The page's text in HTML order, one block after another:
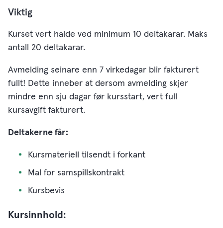
Viktig
Kurset vert halde ved minimum 10 deltakarar. Maks
antall 20 deltakarar.
Avmelding seinare enn 7 virkedagar blir fakturert
fullt! Dette inneber at dersom avmelding skjer
mindre enn sju dagar før kursstart, vert full
kursavgift fakturert.
Deltakerne får:
Kursmateriell tilsendt i forkant
Mal for samspillskontrakt
Kursbevis
Kursinnhold: